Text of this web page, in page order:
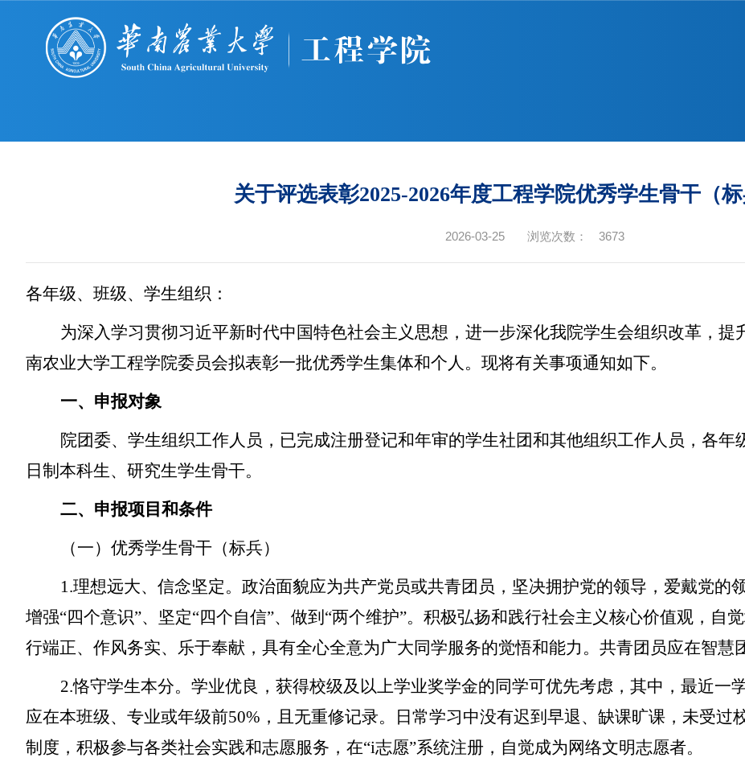
关于评选表彰2025-2026年度工程学院优秀学生骨干（
2026-03-25 浏览次数： 3673
各年级、班级、学生组织：
为深入学习贯彻习近平新时代中国特色社会主义思想，进一步深化我院学生会组织改革，提
南农业大学工程学院委员会拟表彰一批优秀学生集体和个人。现将有关事项通知如下。
一、申报对象
院团委、学生组织工作人员，已完成注册登记和年审的学生社团和其他组织工作人员，各
日制本科生、研究生学生骨干。
二、申报项目和条件
（一）优秀学生骨干（标兵）
1.理想远大、信念坚定。政治面貌应为共产党员或共青团员，坚决拥护党的领导，爱戴党的
增强“四个意识”、坚定“四个自信”、做到“两个维护”。积极弘扬和践行社会主义核心价值观，自
行端正、作风务实、乐于奉献，具有全心全意为广大同学服务的觉悟和能力。共青团员应在智慧
2.恪守学生本分。学业优良，获得校级及以上学业奖学金的同学可优先考虑，其中，最近一
应在本班级、专业或年级前50%，且无重修记录。日常学习中没有迟到早退、缺课旷课，未受过
制度，积极参与各类社会实践和志愿服务，在“i志愿”系统注册，自觉成为网络文明志愿者。